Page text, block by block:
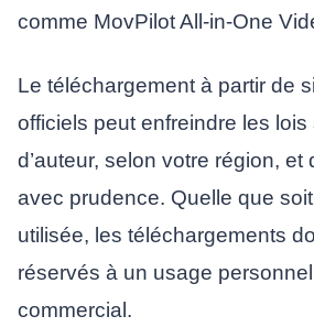
comme MovPilot All-in-One
Le téléchargement à partir de
officiels peut enfreindre les lois
d’auteur, selon votre région, et
avec prudence. Quelle que
utilisée, les téléchargements
réservés à un usage
commercial.